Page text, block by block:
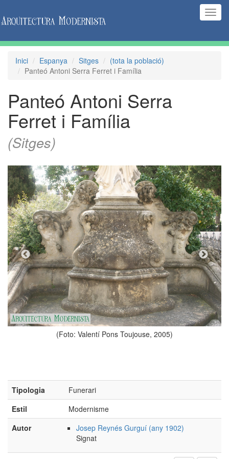
Inici Espanya Sitges
(tota la població)
Panteó Antoni Serra Ferret i Família
Panteó Antoni Serra
Ferret i Família
(Sitges)
(Foto: Valentí Pons Toujouse, 2005)
Tipologia
Funerari
Estil
Modernisme
Autor
Josep Reynés Gurguí (any 1902)
Signat